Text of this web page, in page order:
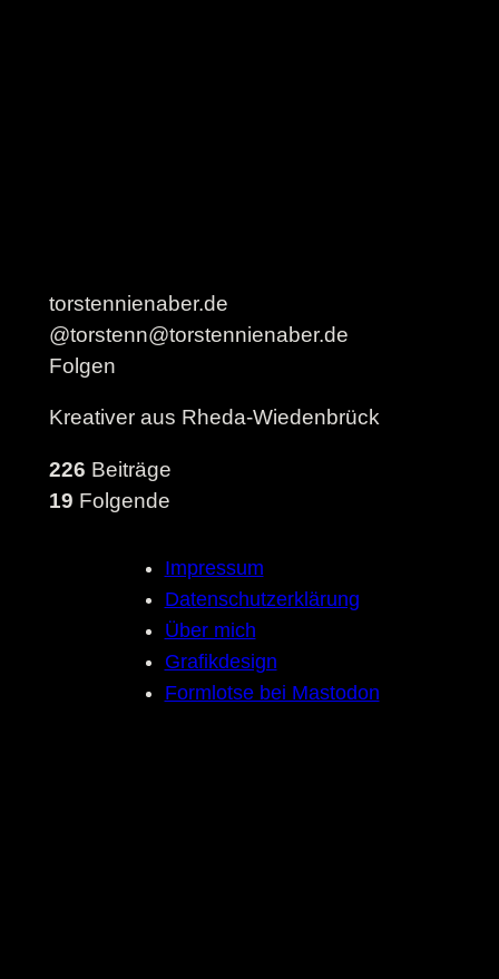
torstennienaber.de
@torstenn@torstennienaber.de
Folgen
Kreativer aus Rheda-Wiedenbrück
226 Beiträge
19 Folgende
Impressum
Datenschutzerklärung
Über mich
Grafikdesign
Formlotse bei Mastodon